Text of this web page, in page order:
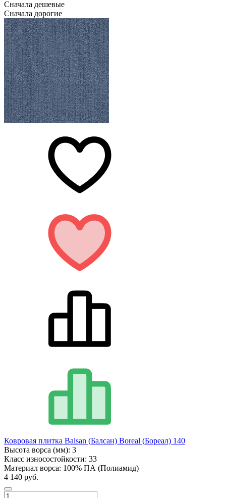
Сначала дешевые
Сначала дорогие
Ковровая плитка Balsan (Балсан) Boreal (Бореал) 140
Высота ворса (мм): 3
Класс износостойкости: 33
Материал ворса: 100% ПА (Полиамид)
4 140 руб.